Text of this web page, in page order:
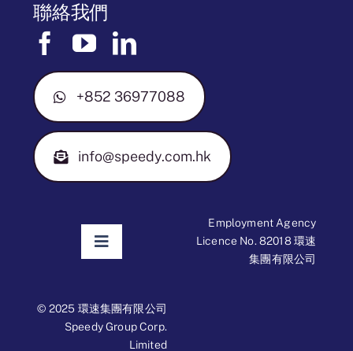
聯絡我們
+852 36977088
info@speedy.com.hk
Employment Agency
Licence No. 82018 環速
集團有限公司
Toggle
© 2025 環速集團有限公司
Speedy Group Corp.
Limited